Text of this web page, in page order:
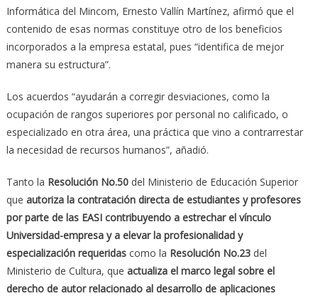
Informática del Mincom, Ernesto Vallín Martínez, afirmó que el
contenido de esas normas constituye otro de los beneficios
incorporados a la empresa estatal, pues “identifica de mejor
manera su estructura”.
Los acuerdos “ayudarán a corregir desviaciones, como la
ocupación de rangos superiores por personal no calificado, o
especializado en otra área, una práctica que vino a contrarrestar
la necesidad de recursos humanos”, añadió.
Tanto la Resolución No.50del Ministerio de Educación Superior
que autoriza la contratación directa de estudiantes y profesores
por parte de las EASI contribuyendo a estrechar el vínculo
Universidad-empresa y a elevar la profesionalidad y
especialización requeridascomo la Resolución No.23del
Ministerio de Cultura, que actualiza el marco legal sobre el
derecho de autor relacionado al desarrollo de aplicaciones